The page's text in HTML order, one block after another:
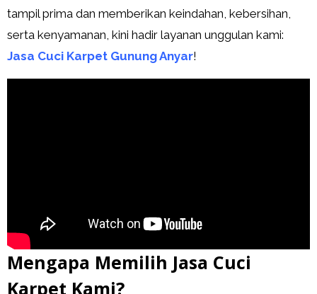
tampil prima dan memberikan keindahan, kebersihan,
serta kenyamanan, kini hadir layanan unggulan kami:
Jasa Cuci Karpet Gunung Anyar!
Mengapa Memilih Jasa Cuci
Karpet Kami?